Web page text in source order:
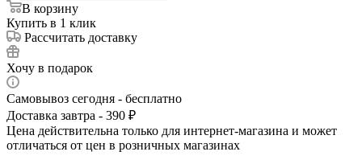
В корзину
Купить в 1 клик
Рассчитать доставку
Хочу в подарок
Самовывоз сегодня - бесплатно
Доставка завтра - 390 ₽
Цена действительна только для интернет-магазина и может
отличаться от цен в розничных магазинах